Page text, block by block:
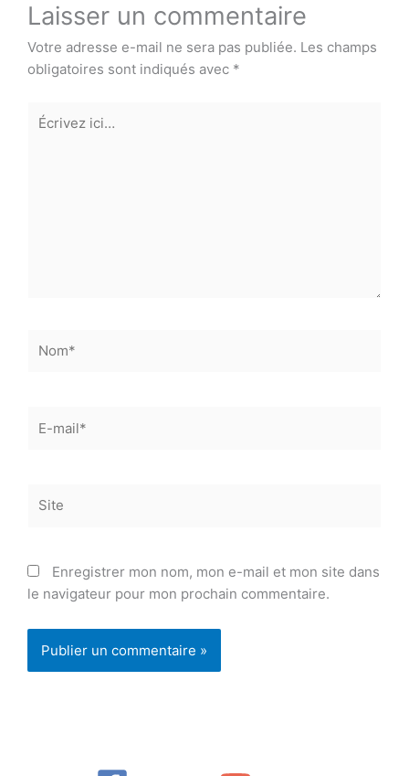
Laisser un commentaire
Votre adresse e-mail ne sera pas publiée. Les champs
obligatoires sont indiqués avec *
Écrivez
ici…
mail*
Enregistrer mon nom, mon e-mail et mon site dans
le navigateur pour mon prochain commentaire.